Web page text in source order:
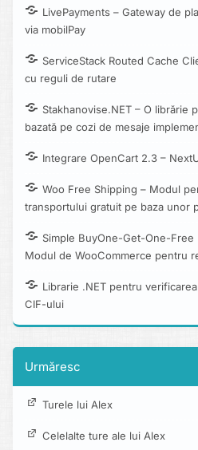
LivePayments – Gateway de
via mobilPay
ServiceStack Routed Cache
cu reguli de rutare
Stakhanovise.NET – O librărie
bazată pe cozi de mesaje
Integrare OpenCart 2.3 –
Woo Free Shipping – Modul
transportului gratuit pe baza unor
Simple BuyOne-Get-One-Free
Modul de WooCommerce pentru
Librarie .NET pentru
CIF-ului
Urmăresc
Turele lui Alex
Celelalte ture ale lui Alex